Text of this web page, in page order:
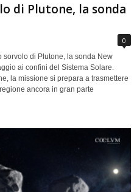
di Plutone, la sonda
0
di Plutone, la sonda New
ai confini del Sistema Solare.
la missione si prepara a trasmettere
ancora in gran parte